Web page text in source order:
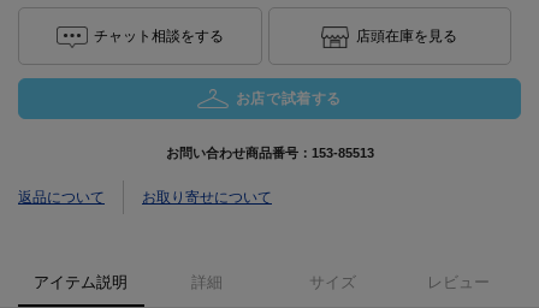
チャット相談をする 店頭在庫を見る
お店で試着する
お問い合わせ商品番号： 153-85513
返品について お取り寄せについて
アイテム説明 詳細 サイズ レビュー